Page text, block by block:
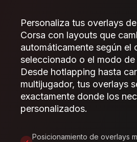
Personaliza tus overlays
Corsa con layouts que
automáticamente según el
seleccionado o el modo de
Desde hotlapping hasta
multijugador, tus overlays
exactamente donde los
personalizados.
Posicionamiento de overlays